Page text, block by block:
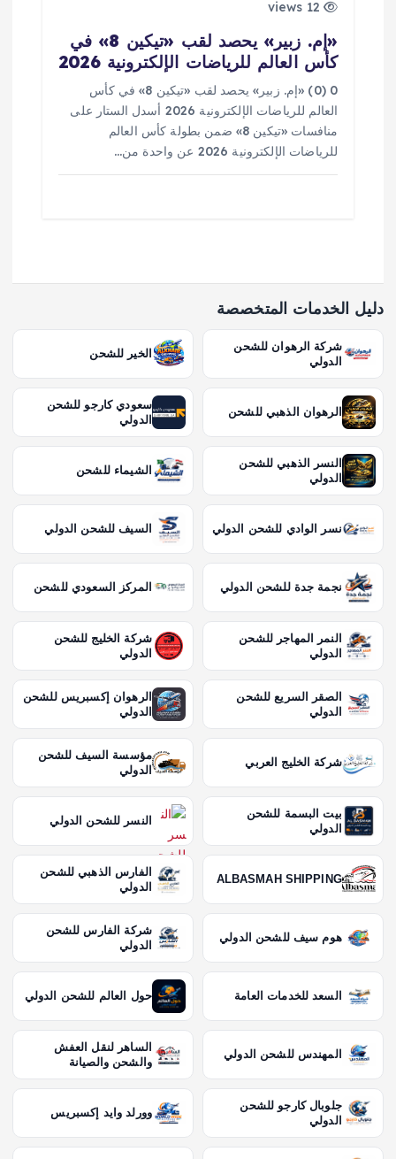
12 views
«إم. زبير» يحصد لقب «تيكين 8» في
كأس العالم للرياضات الإلكترونية 2026
0 (0) «إم. زبير» يحصد لقب «تيكين 8» في كأس
العالم للرياضات الإلكترونية 2026 أسدل الستار على
منافسات «تيكين 8» ضمن بطولة كأس العالم
للرياضات الإلكترونية 2026 عن واحدة من…
دليل الخدمات المتخصصة
شركة الرهوان للشحن
الدولي
الخير للشحن
الرهوان الذهبي للشحن
سعودي كارجو للشحن
الدولي
النسر الذهبي للشحن
الدولي
الشيماء للشحن
نسر الوادي للشحن الدولي السيف للشحن الدولي
نجمة جدة للشحن الدولي المركز السعودي للشحن
النمر المهاجر للشحن
الدولي
شركة الخليج للشحن
الدولي
الصقر السريع للشحن
الدولي
الرهوان إكسبريس للشحن
الدولي
شركة الخليج العربي
مؤسسة السيف للشحن
الدولي
بيت البسمة للشحن
الدولي
النسر للشحن الدولي
ALBASMAH SHIPPING
الفارس الذهبي للشحن
الدولي
هوم سيف للشحن الدولي
شركة الفارس للشحن
الدولي
السعد للخدمات العامة حول العالم للشحن الدولي
المهندس للشحن الدولي
الساهر لنقل العفش
والشحن والصيانة
جلوبال كارجو للشحن
الدولي
وورلد وايد إكسبريس